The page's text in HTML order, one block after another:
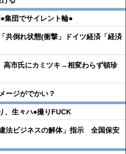
集団でサイレント輪●︎
共倒れ状態(衝撃」ドイツ経済「経済
高市氏にカミツキ→相変わらず頓珍
ージがでかい？
、生々ハ●︎撮りFUCK
法ビジネスの解体」指示 全国保安